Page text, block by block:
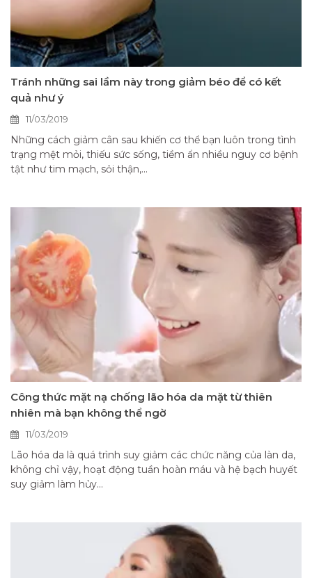
Tránh những sai lầm này trong giảm béo để có kết
quả như ý
11/03/2019
Những cách giảm cân sau khiến cơ thể bạn luôn trong tình
trạng mệt mỏi, thiếu sức sống, tiềm ẩn nhiều nguy cơ bệnh
tật như tim mạch, sỏi thận,...
Công thức mặt nạ chống lão hóa da mặt từ thiên
nhiên mà bạn không thể ngờ
11/03/2019
Lão hóa da là quá trình suy giảm các chức năng của làn da,
không chỉ vậy, hoạt động tuần hoàn máu và hệ bạch huyết
suy giảm làm hủy...